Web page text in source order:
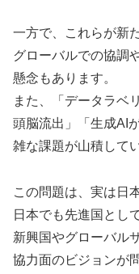
一方で、これらが新
グローバルでの協調
懸念もあります。
また、「データラベ
頭脳流出」「生成AI
雑な課題が山積して
この問題は、実は日
日本でも先進国とし
新興国やグローバル
協力面のビジョンが